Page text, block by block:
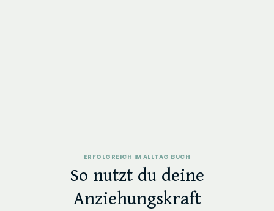
ERFOLGREICH IM ALLTAG BUCH
So nutzt du deine
Anziehungskraft